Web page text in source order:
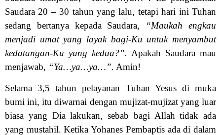
Saudara 20 – 30 tahun yang lalu, tetapi hari ini Tuhan
sedang bertanya kepada Saudara, “Maukah engkau
menjadi umat yang layak bagi-Ku untuk menyambut
kedatangan-Ku yang kedua?”.Apakah Saudara mau
menjawab, “Ya…ya…ya…”. Amin!
Selama 3,5 tahun pelayanan Tuhan Yesus di muka
bumi ini, itu diwarnai dengan mujizat-mujizat yang luar
biasa yang Dia lakukan, sebab bagi Allah tidak ada
yang mustahil. Ketika Yohanes Pembaptis ada di dalam